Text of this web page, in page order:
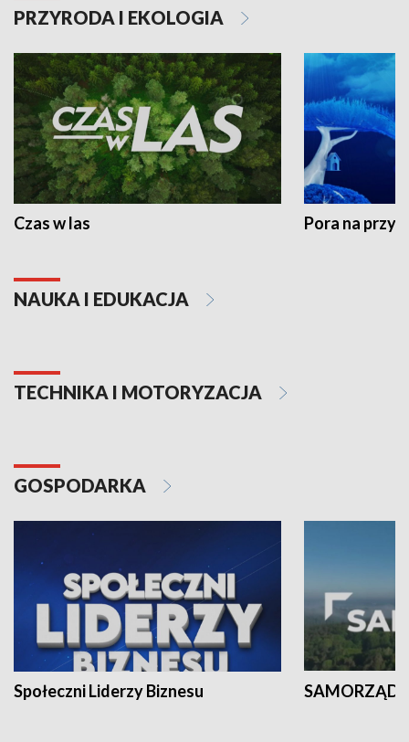
PRZYRODA I EKOLOGIA
Czas w las Pora na
NAUKA I EDUKACJA
TECHNIKA I MOTORYZACJA
GOSPODARKA
Społeczni Liderzy Biznesu SAMORZĄD